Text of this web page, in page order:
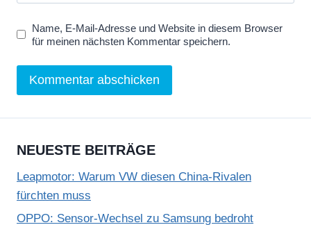
Name, E-Mail-Adresse und Website in diesem Browser
für meinen nächsten Kommentar speichern.
NEUESTE BEITRÄGE
Leapmotor: Warum VW diesen China-Rivalen
fürchten muss
OPPO: Sensor-Wechsel zu Samsung bedroht